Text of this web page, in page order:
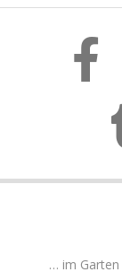
… im Garten